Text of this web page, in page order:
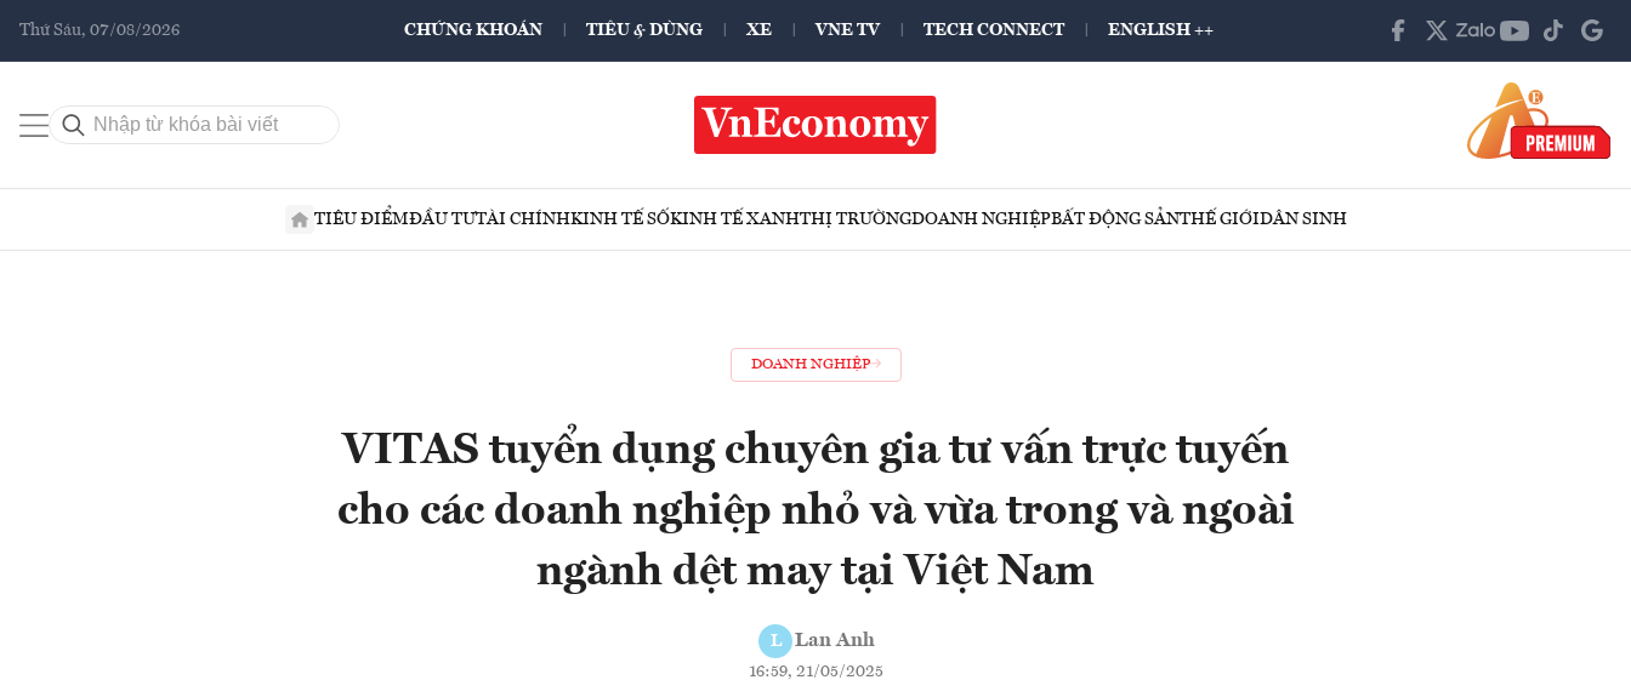
Thứ Sáu, 07/08/2026 CHỨNG KHOÁN TIÊU & DÙNG XE VNE TV TECH CONNECT ENGLISH ++
TIÊU ĐIỂMĐẦU TƯTÀI CHÍNHKINH TẾ SỐKINH TẾ XANHTHỊ TRƯỜNGDOANH NGHIỆPBẤT ĐỘNG SẢNTHẾ GIỚIDÂN SINH
DOANH NGHIỆP
VITAS tuyển dụng chuyên gia tư vấn trực tuyến
cho các doanh nghiệp nhỏ và vừa trong và ngoài
ngành dệt may tại Việt Nam
L Lan Anh
16:59, 21/05/2025